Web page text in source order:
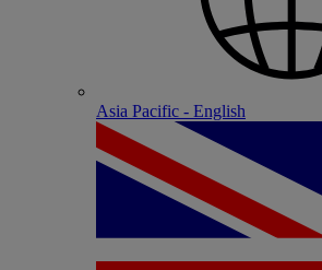
Asia Pacific - English